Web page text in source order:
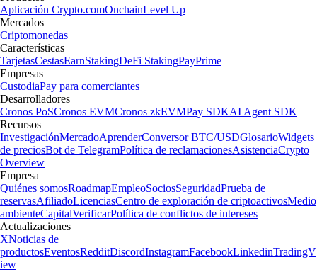
Aplicación Crypto.comOnchainLevel Up
Mercados
Criptomonedas
Características
TarjetasCestasEarnStakingDeFi StakingPayPrime
Empresas
CustodiaPay para comerciantes
Desarrolladores
Cronos PoSCronos EVMCronos zkEVMPay SDKAI Agent SDK
Recursos
InvestigaciónMercadoAprenderConversor BTC/USDGlosarioWidgets
de preciosBot de TelegramPolítica de reclamacionesAsistenciaCrypto
Overview
Empresa
Quiénes somosRoadmapEmpleoSociosSeguridadPrueba de
reservasAfiliadoLicenciasCentro de exploración de criptoactivosMedio
ambienteCapitalVerificarPolítica de conflictos de intereses
Actualizaciones
XNoticias de
productosEventosRedditDiscordInstagramFacebookLinkedinTradingV
iew